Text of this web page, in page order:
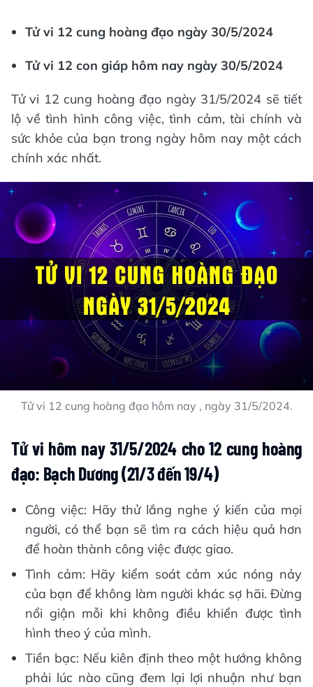
Tử vi 12 cung hoàng đạo ngày 30/5/2024
Tử vi 12 con giáp hôm nay ngày 30/5/2024
Tử vi 12 cung hoàng đạo ngày 31/5/2024 sẽ tiết
lộ về tình hình công việc, tình cảm, tài chính và
sức khỏe của bạn trong ngày hôm nay một cách
chính xác nhất.
Tử vi 12 cung hoàng đạo hôm nay , ngày 31/5/2024.
Tử vi hôm nay 31/5/2024 cho 12 cung hoàng
đạo: Bạch Dương (21/3 đến 19/4)
Công việc: Hãy thử lắng nghe ý kiến của mọi
người, có thể bạn sẽ tìm ra cách hiệu quả hơn
để hoàn thành công việc được giao.
Tình cảm: Hãy kiểm soát cảm xúc nóng nảy
của bạn để không làm người khác sợ hãi. Đừng
nổi giận mỗi khi không điều khiển được tình
hình theo ý của mình.
Tiền bạc: Nếu kiên định theo một hướng không
phải lúc nào cũng đem lại lợi nhuận như bạn